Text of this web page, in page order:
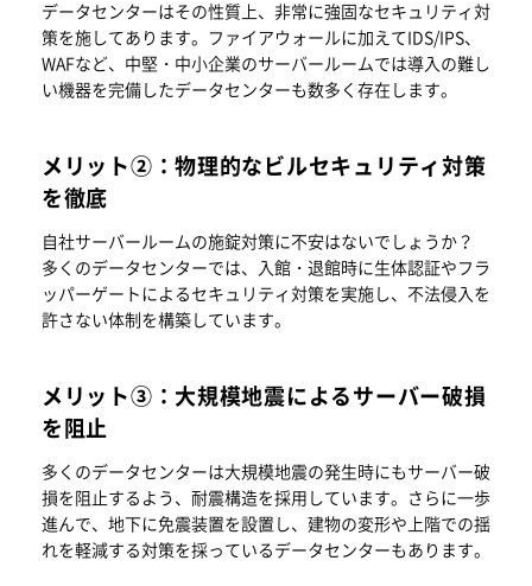
データセンターはその性質上、非常に強固なセキュリティ対
策を施してあります。ファイアウォールに加えてIDS/IPS、
WAFなど、中堅・中小企業のサーバールームでは導入の難し
い機器を完備したデータセンターも数多く存在します。
メリット②：物理的なビルセキュリティ対策
を徹底
自社サーバールームの施錠対策に不安はないでしょうか？
多くのデータセンターでは、入館・退館時に生体認証やフラ
ッパーゲートによるセキュリティ対策を実施し、不法侵入を
許さない体制を構築しています。
メリット③：大規模地震によるサーバー破損
を阻止
多くのデータセンターは大規模地震の発生時にもサーバー破
損を阻止するよう、耐震構造を採用しています。さらに一歩
進んで、地下に免震装置を設置し、建物の変形や上階での揺
れを軽減する対策を採っているデータセンターもあります。